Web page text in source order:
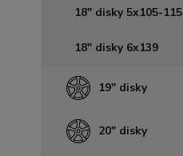
18" disky 5x105-115
18" disky 6x139
19" disky
20" disky